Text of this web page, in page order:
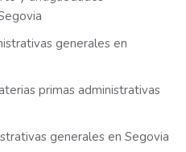
generales en
primas administrativas
generales en Segovia